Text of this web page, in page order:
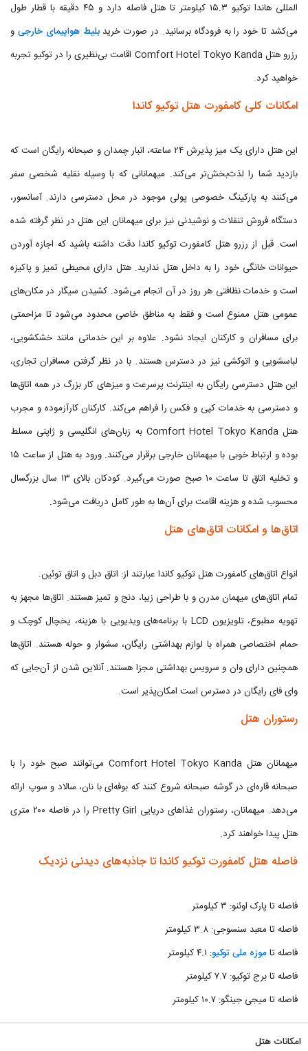
المللی هاندا توکیو ۱۵.۳ کیلومتر تا هتل فاصله دارد و ۴۵ دقیقه با قطار طول
می‌کشد تا خود را به فرودگاه برسانید. در صورت خریدبلیط هواپیمای خارجی و
رزرو هتل Comfort Hotel Tokyo Kanda اقامت بی‌نظیری را در توکیو تجربه
خواهید کرد.
امکانات کلی کامفورت هتل توكیو كاندا
این هتل دارای یک میز پذیرش ۲۴ ساعته، انبار چمدان و صبحانه رایگان است که
بازدید شما را لذت‌بخش‌تر می‌کند. میهمانانی که با وسیله نقلیه شخصی سفر
می‌کنند به پارکینگ خصوصی پولی موجود در محل دسترسی دارند. آسانسور،
دستگاه فروش تنقلات و نوشیدنی نیز برای میهمانان این هتل در نظر گرفته شده
است. قبل از رزرو هتل کامفورت توكیو كاندا دقت داشته باشید که اجازه آوردن
حیوانات خانگی خود را به داخل هتل ندارید. هتل دارای محیطی تمیز و پاکیزه
است و خدمات نظافتی هر روز در آن انجام می‌شود. کشیدن سیگار در مکان‌های
عمومی هتل ممنوع است و فقط به مناطق خاصی محدود می‌شود تا مزاحمتی
برای مسافران و کارکنان ایجاد نشود. علاوه بر این خدماتی مانند خشکشویی،
لباسشویی و اتوکشی نیز در دسترس هستند. با در نظر گرفتن مسافران تجاری،
این هتل دسترسی رایگان به اینترنت پرسرعت و میزهای کار بزرگ در همه اتاق‌ها
و دسترسی به خدمات کپی و فکس را فراهم می‌کند. کارکنان کارآزموده و مجرب
هتل Comfort Hotel Tokyo Kanda به زبان‌های انگلیسی و ژاپنی مسلط
بوده و ارتباط خوبی با میهمانان خارجی برقرار می‌کنند. ورود به هتل از ساعت ۱۵
و تخلیه اتاق تا ساعت ۱۰ صبح صورت می‌گیرد. کودکان بالای ۱۳ سال بزرگسال
محسوب شده و هزینه اقامت برای آن‌ها به طور کامل دریافت می‌شود.
اتاق‌ها و امکانات اتاق‌های هتل
انواع اتاق‌های کامفورت هتل توكیو كاندا عبارتند از: اتاق دبل و اتاق توئین.
تمام اتاق‌های میهمان مدرن و با طراحی زیبا، دنج و تمیز هستند. اتاق‌ها مجهز به
تهویه مطبوع، تلویزیون LCD با برنامه‌های ویدیویی با هزینه، یخچال کوچک و
حمام اختصاصی همراه با لوازم بهداشتی رایگان، سشوار و حوله هستند. اتاق‌ها
همچنین دارای وان و سرویس بهداشتی مجزا هستند. آنلاین شدن از آن‌جایی که
وای فای رایگان در دسترس است امکان‌پذیر است.
رستوران هتل
میهمانان هتل Comfort Hotel Tokyo Kanda می‌توانند صبح خود را با
صبحانه قاره‌ای در گوشه صبحانه شروع کنند که بوفه‌ای با نان، سالاد و سوپ ارائه
می‌دهد. میهمانان، رستوران غذاهای دریایی Pretty Girl را در فاصله ۲۰۰ متری
هتل پیدا خواهند کرد.
فاصله هتل کامفورت توكیو كاندا تا جاذبه‌های دیدنی نزدیک
فاصله تا پارک اوئنو: ۳ کیلومتر
فاصله تا معبد سنسوجی: ۳.۸ کیلومتر
فاصله تاموزه ملی توکیو: ۴.۱ کیلومتر
فاصله تا برج توکیو: ۷.۷ کیلومتر
فاصله تا میجی جینگو: ۱۰.۷ کیلومتر
امکانات هتل